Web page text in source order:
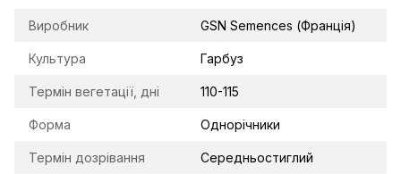
Виробник GSN Semences (Франція)
Культура Гарбуз
Термін вегетації, дні 110-115
Форма Однорічники
Термін дозрівання Середньостиглий